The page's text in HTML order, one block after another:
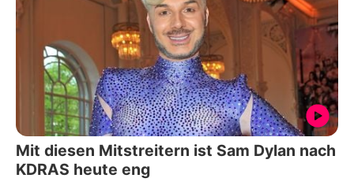
Mit diesen Mitstreitern ist Sam Dylan nach
KDRAS heute eng